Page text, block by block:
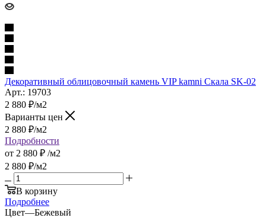
Декоративный облицовочный камень VIP kamni Скала SK-02
Арт.: 19703
2 880 ₽/м2
Варианты цен
2 880 ₽/м2
Подробности
от 2 880 ₽ /м2
2 880 ₽/м2
В корзину
Подробнее
Цвет—Бежевый